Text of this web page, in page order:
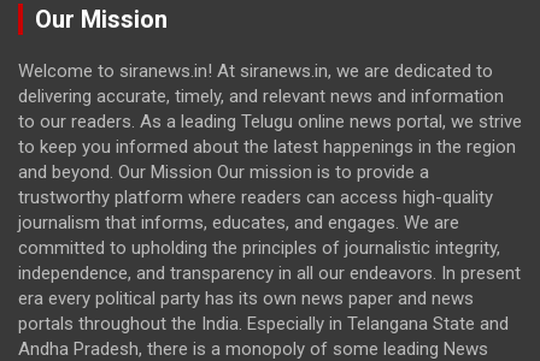
Our Mission
Welcome to siranews.in! At siranews.in, we are dedicated to
delivering accurate, timely, and relevant news and information
to our readers. As a leading Telugu online news portal, we strive
to keep you informed about the latest happenings in the region
and beyond. Our Mission Our mission is to provide a
trustworthy platform where readers can access high-quality
journalism that informs, educates, and engages. We are
committed to upholding the principles of journalistic integrity,
independence, and transparency in all our endeavors. In present
era every political party has its own news paper and news
portals throughout the India. Especially in Telangana State and
Andha Pradesh, there is a monopoly of some leading News